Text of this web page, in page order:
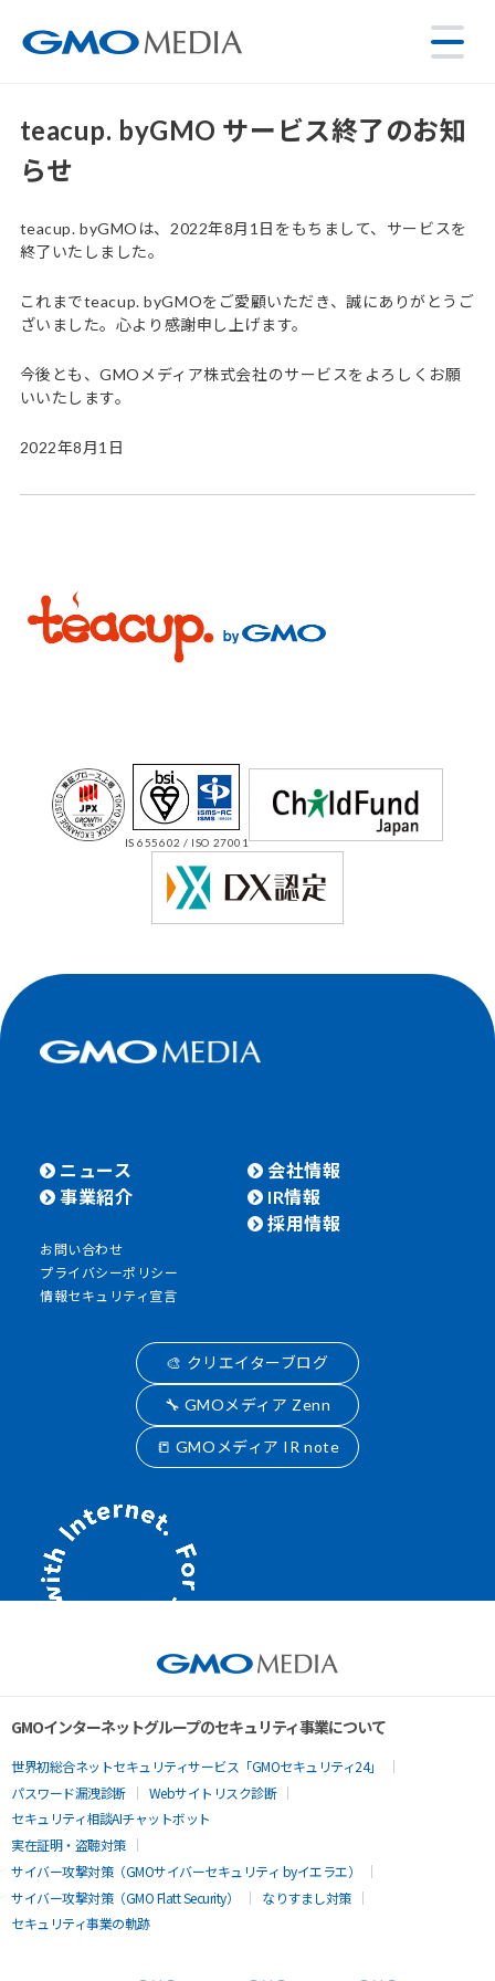
teacup. byGMO サービス終了のお知
らせ
teacup. byGMOは、2022年8月1日をもちまして、サービスを
終了いたしました。
これまでteacup. byGMOをご愛顧いただき、誠にありがとうご
ざいました。心より感謝申し上げます。
今後とも、GMOメディア株式会社のサービスをよろしくお願
いいたします。
2022年8月1日
IS 655602 / ISO 27001
ニュース
事業紹介
会社情報
IR情報
採用情報
お問い合わせ
プライバシーポリシー
情報セキュリティ宣言
🎨 クリエイターブログ
🔧 GMOメディア Zenn
📒 GMOメディア IR note
GMOインターネットグループのセキュリティ事業について
世界初総合ネットセキュリティサービス「GMOセキュリティ24」
パスワード漏洩診断
Webサイトリスク診断
セキュリティ相談AIチャットボット
実在証明・盗聴対策
サイバー攻撃対策（GMOサイバーセキュリティ byイエラエ）
サイバー攻撃対策（GMO Flatt Security）
なりすまし対策
セキュリティ事業の軌跡